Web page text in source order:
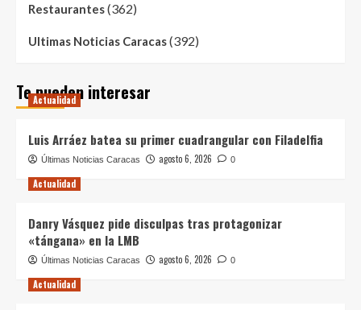
Restaurantes(362)
Ultimas Noticias Caracas(392)
Te pueden interesar
Actualidad
Luis Arráez batea su primer cuadrangular con Filadelfia
Últimas Noticias Caracas agosto 6, 2026 0
Actualidad
Danry Vásquez pide disculpas tras protagonizar
«tángana» en la LMB
Últimas Noticias Caracas agosto 6, 2026 0
Actualidad